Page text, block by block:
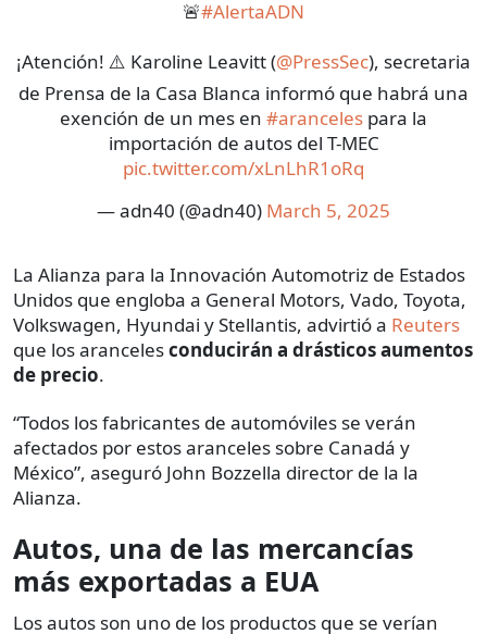
🚨#AlertaADN
¡Atención! ⚠️ Karoline Leavitt (@PressSec), secretaria
de Prensa de la Casa Blanca informó que habrá una
exención de un mes en #aranceles para la
importación de autos del T-MEC
pic.twitter.com/xLnLhR1oRq
— adn40 (@adn40) March 5, 2025
La Alianza para la Innovación Automotriz de Estados
Unidos que engloba a General Motors, Vado, Toyota,
Volkswagen, Hyundai y Stellantis, advirtió a Reuters
que los arancelesconducirán a drásticos aumentos
de precio.
“Todos los fabricantes de automóviles se verán
afectados por estos aranceles sobre Canadá y
México”, aseguró John Bozzella director de la la
Alianza.
Autos, una de las mercancías
más exportadas a EUA
Los autos son uno de los productos que se verían